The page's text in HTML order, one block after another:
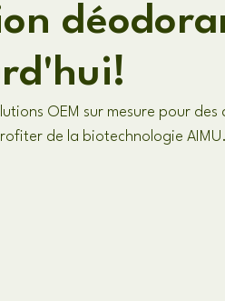
OEM sur mesure pour
de la biotechnologie AIMU.